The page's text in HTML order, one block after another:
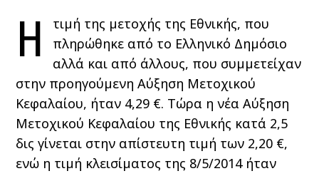
Η
τιμή της μετοχής της Εθνικής, που
πληρώθηκε από το Ελληνικό Δημόσιο
αλλά και από άλλους, που συμμετείχαν
στην προηγούμενη Αύξηση Μετοχικού
Κεφαλαίου, ήταν 4,29 €. Τώρα η νέα Αύξηση
Μετοχικού Κεφαλαίου της Εθνικής κατά 2,5
δις γίνεται στην απίστευτη τιμή των 2,20 €,
ενώ η τιμή κλεισίματος της 8/5/2014 ήταν